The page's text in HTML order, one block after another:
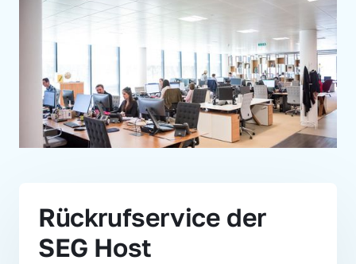
Rückrufservice der
SEG Host